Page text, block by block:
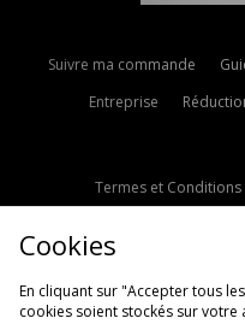
Suivre ma commande
Entreprise
Termes et Conditions
Politique d'avis en ligne
Cookies
En cliquant sur "Accepter tous
cookies soient stockés sur